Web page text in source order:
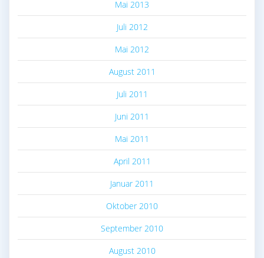
Mai 2013
Juli 2012
Mai 2012
August 2011
Juli 2011
Juni 2011
Mai 2011
April 2011
Januar 2011
Oktober 2010
September 2010
August 2010